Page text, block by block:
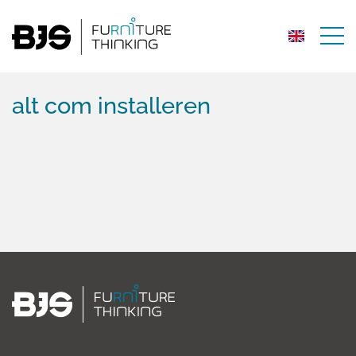
alt com installeren